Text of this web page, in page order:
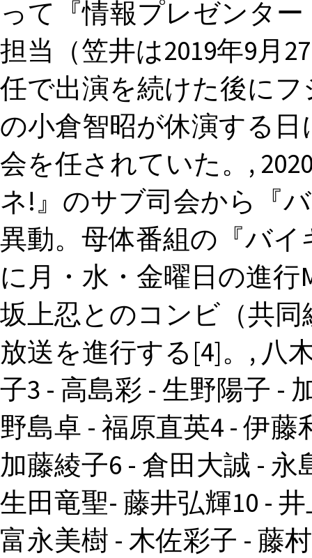
って『情報プレゼンタ
担当（笠井は2019年9月
任で出演を続けた後に
の小倉智昭が休演する
会を任されていた。,
ネ!』のサブ司会から『
異動。母体番組の『バイ
に月・水・金曜日の進行
坂上忍とのコンビ（共同
放送を進行する[4]。, 八
子3 - 高島彩 - 生野陽子 -
野島卓 - 福原直英4 - 伊藤
加藤綾子6 - 倉田大誠 -
生田竜聖- 藤井弘輝10 -
富永美樹 - 木佐彩子 - 藤